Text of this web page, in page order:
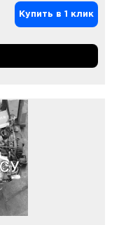
Купить в 1 клик